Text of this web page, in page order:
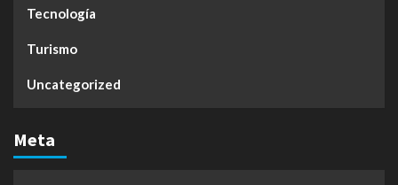
Tecnología
Turismo
Uncategorized
Meta